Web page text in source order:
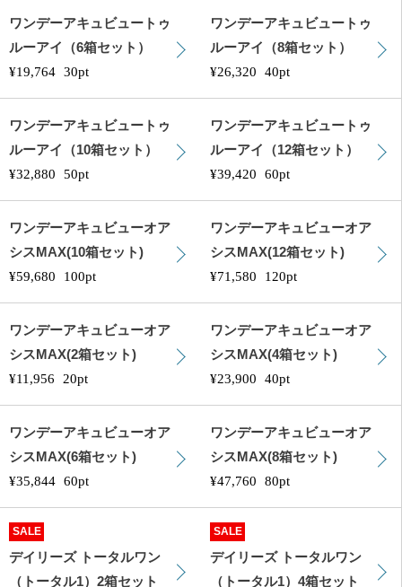
ワンデーアキュビュートゥ
ルーアイ（6箱セット）
¥19,764 30pt
ワンデーアキュビュートゥ
ルーアイ（8箱セット）
¥26,320 40pt
ワンデーアキュビュートゥ
ルーアイ（10箱セット）
¥32,880 50pt
ワンデーアキュビュートゥ
ルーアイ（12箱セット）
¥39,420 60pt
ワンデーアキュビューオア
シスMAX(10箱セット)
¥59,680
100pt
ワンデーアキュビューオア
シスMAX(12箱セット)
¥71,580
120pt
ワンデーアキュビューオア
シスMAX(2箱セット)
¥11,956
20pt
ワンデーアキュビューオア
シスMAX(4箱セット)
¥23,900 40pt
ワンデーアキュビューオア
シスMAX(6箱セット)
¥35,844 60pt
ワンデーアキュビューオア
シスMAX(8箱セット)
¥47,760 80pt
SALE
デイリーズ トータルワン
（トータル1）2箱セット
SALE
デイリーズ トータルワン
（トータル1）4箱セット